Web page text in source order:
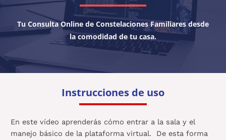
Tu Consulta Online de Constelaciones Familiares desde
la comodidad de tu casa.
Instrucciones de uso​
En este vídeo aprenderás cómo entrar a la sala y el
manejo básico de la plataforma virtual. De esta forma